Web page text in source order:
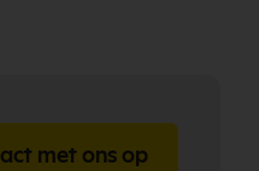
met ons op